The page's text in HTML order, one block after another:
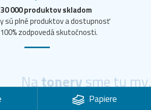
000 produktov skladom
sú plné produktov a dostupnosť
zodpovedá skutočnosti.
Natonerysme tu my.
Papiere